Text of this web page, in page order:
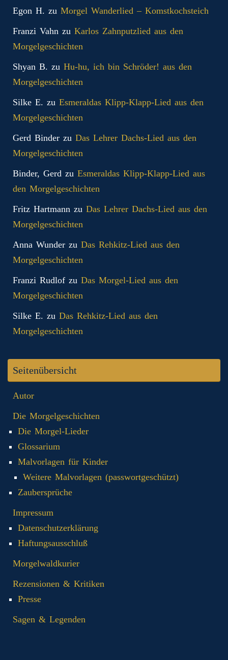
Egon H. zu Morgel Wanderlied – Komstkochsteich
Franzi Vahn zu Karlos Zahnputzlied aus den
Morgelgeschichten
Shyan B. zu Hu-hu, ich bin Schröder! aus den
Morgelgeschichten
Silke E. zu Esmeraldas Klipp‑Klapp‑Lied aus den
Morgelgeschichten
Gerd Binder zu Das Lehrer Dachs-Lied aus den
Morgelgeschichten
Binder, Gerd zu Esmeraldas Klipp‑Klapp‑Lied aus
den Morgelgeschichten
Fritz Hartmann zu Das Lehrer Dachs-Lied aus den
Morgelgeschichten
Anna Wunder zu Das Rehkitz-Lied aus den
Morgelgeschichten
Franzi Rudlof zu Das Morgel-Lied aus den
Morgelgeschichten
Silke E. zu Das Rehkitz-Lied aus den
Morgelgeschichten
Seitenübersicht
Autor
Die Morgelgeschichten
Die Morgel-Lieder
Glossarium
Malvorlagen für Kinder
Weitere Malvorlagen (passwortgeschützt)
Zaubersprüche
Impressum
Datenschutzerklärung
Haftungsausschluß
Morgelwaldkurier
Rezensionen & Kritiken
Presse
Sagen & Legenden